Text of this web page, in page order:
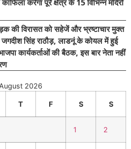
करेगा पूरे क्षेत्र के 15 विभिन्न मंदिरों
की विरासत को सहेजें और भ्रष्टाचार मुक्त
जगदीश सिंह राठौड़, लाडनूं के कोयल में हुई
कार्यकर्ताओं की बैठक, इस बार नेता नहीं
August 2026
T F S S
1 2